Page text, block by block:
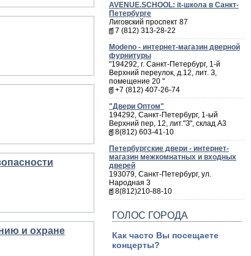
и охране
AVENUE.SCHOOL: it-школа в Санкт-
Петербурге
Лиговский проспект 87
7 (812) 313-28-22
Мodeno - интернет-магазин дверной
фурнитуры
"194292, г. Санкт-Петербург, 1-й
Верхний переулок, д.12, лит. З,
помещение 20 "
+7 (812) 407-26-74
"Двери Оптом"
194292, Санкт-Петербург, 1-ый
Верхний пер, 12, лит."З", склад А3
8(812) 603-41-10
Петербургские двери - интернет-
магазин межкомнатных и входных
дверей
193079, Санкт-Петербург, ул.
Народная 3
8(812)210-88-10
ГОЛОС ГОРОДА
Как часто Вы посещаете
концерты?